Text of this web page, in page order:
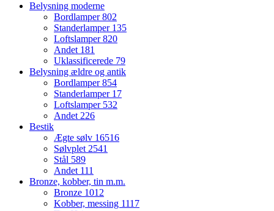
Belysning moderne
Bordlamper802
Standerlamper 135
Loftslamper820
Andet 181
Uklassificerede 79
Belysning ældre og antik
Bordlamper854
Standerlamper 17
Loftslamper 532
Andet 226
Bestik
Ægte sølv 16516
Sølvplet 2541
Stål 589
Andet 111
Bronze, kobber, tin m.m.
Bronze 1012
Kobber, messing 1117